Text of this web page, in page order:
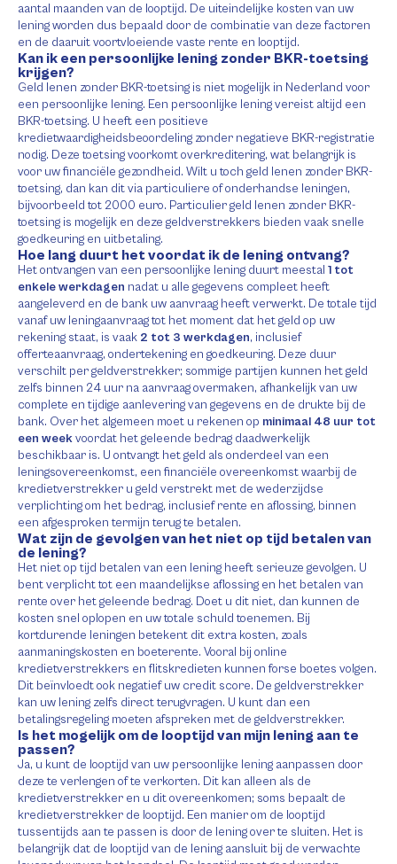
aantal maanden van de looptijd. De uiteindelijke kosten van uw
lening worden dus bepaald door de combinatie van deze factoren
en de daaruit voortvloeiende vaste rente en looptijd.
Kan ik een persoonlijke lening zonder BKR-toetsing
krijgen?
Geld lenen zonder BKR-toetsing is niet mogelijk in Nederland voor
een persoonlijke lening. Een persoonlijke lening vereist altijd een
BKR-toetsing. U heeft een positieve
kredietwaardigheidsbeoordeling zonder negatieve BKR-registratie
nodig. Deze toetsing voorkomt overkreditering, wat belangrijk is
voor uw financiële gezondheid. Wilt u toch geld lenen zonder BKR-
toetsing, dan kan dit via particuliere of onderhandse leningen,
bijvoorbeeld tot 2000 euro. Particulier geld lenen zonder BKR-
toetsing is mogelijk en deze geldverstrekkers bieden vaak snelle
goedkeuring en uitbetaling.
Hoe lang duurt het voordat ik de lening ontvang?
Het ontvangen van een persoonlijke lening duurt meestal 1 tot
enkele werkdagen nadat u alle gegevens compleet heeft
aangeleverd en de bank uw aanvraag heeft verwerkt. De totale tijd
vanaf uw leningaanvraag tot het moment dat het geld op uw
rekening staat, is vaak 2 tot 3 werkdagen, inclusief
offerteaanvraag, ondertekening en goedkeuring. Deze duur
verschilt per geldverstrekker; sommige partijen kunnen het geld
zelfs binnen 24 uur na aanvraag overmaken, afhankelijk van uw
complete en tijdige aanlevering van gegevens en de drukte bij de
bank. Over het algemeen moet u rekenen op minimaal 48 uur tot
een weekvoordat het geleende bedrag daadwerkelijk
beschikbaar is. U ontvangt het geld als onderdeel van een
leningsovereenkomst, een financiële overeenkomst waarbij de
kredietverstrekker u geld verstrekt met de wederzijdse
verplichting om het bedrag, inclusief rente en aflossing, binnen
een afgesproken termijn terug te betalen.
Wat zijn de gevolgen van het niet op tijd betalen van
de lening?
Het niet op tijd betalen van een lening heeft serieuze gevolgen. U
bent verplicht tot een maandelijkse aflossing en het betalen van
rente over het geleende bedrag. Doet u dit niet, dan kunnen de
kosten snel oplopen en uw totale schuld toenemen. Bij
kortdurende leningen betekent dit extra kosten, zoals
aanmaningskosten en boeterente. Vooral bij online
kredietverstrekkers en flitskredieten kunnen forse boetes volgen.
Dit beïnvloedt ook negatief uw credit score. De geldverstrekker
kan uw lening zelfs direct terugvragen. U kunt dan een
betalingsregeling moeten afspreken met de geldverstrekker.
Is het mogelijk om de looptijd van mijn lening aan te
passen?
Ja, u kunt de looptijd van uw persoonlijke lening aanpassen door
deze te verlengen of te verkorten. Dit kan alleen als de
kredietverstrekker en u dit overeenkomen; soms bepaalt de
kredietverstrekker de looptijd. Een manier om de looptijd
tussentijds aan te passen is door de lening over te sluiten. Het is
belangrijk dat de looptijd van de lening aansluit bij de verwachte